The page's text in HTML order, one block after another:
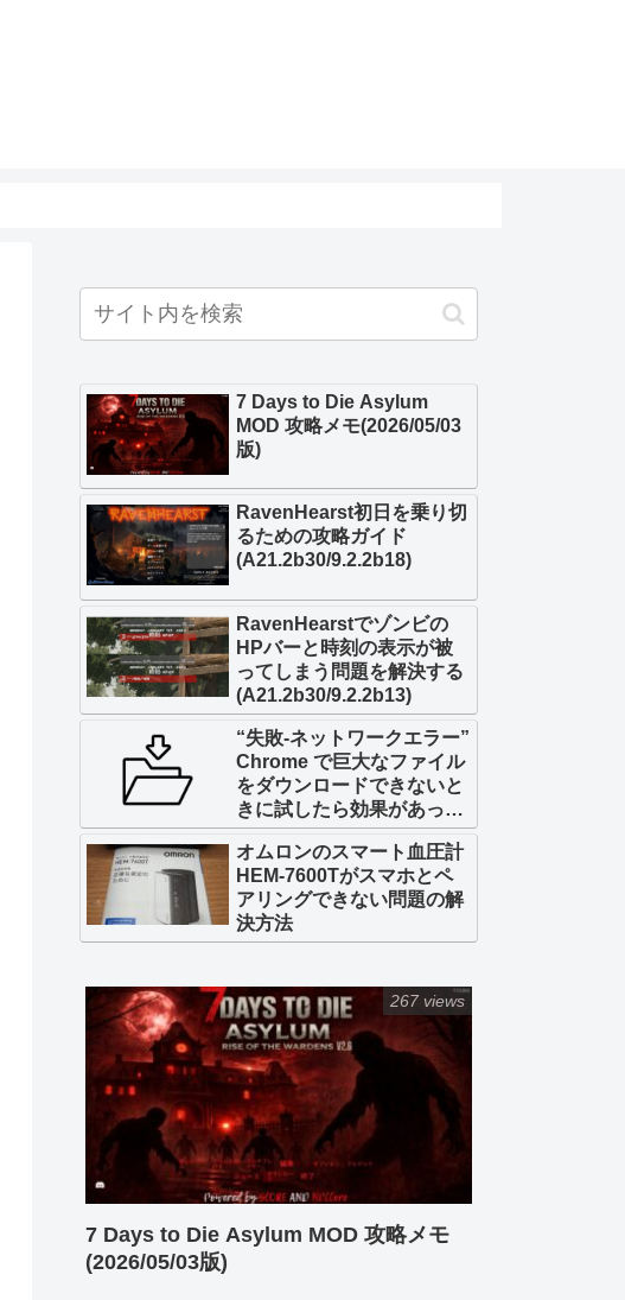
7 Days to Die Asylum
MOD 攻略メモ(2026/05/03
版)
RavenHearst初日を乗り切
るための攻略ガイド
(A21.2b30/9.2.2b18)
RavenHearstでゾンビの
HPバーと時刻の表示が被
ってしまう問題を解決する
(A21.2b30/9.2.2b13)
“失敗-ネットワークエラー”
Chrome で巨大なファイル
をダウンロードできないと
きに試したら効果があった
こと
オムロンのスマート血圧計
HEM-7600Tがスマホとペ
アリングできない問題の解
決方法
7 Days to Die Asylum MOD 攻略メモ
(2026/05/03版)
267 views